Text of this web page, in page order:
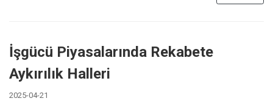
İşgücü Piyasalarında Rekabete
Aykırılık Halleri
2025-04-21